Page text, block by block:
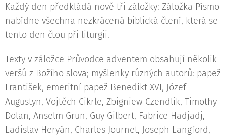
Každý den předkládá nově tři záložky: Záložka Písmo
nabídne všechna nezkrácená biblická čtení, která se
tento den čtou při liturgii.
Texty v záložce Průvodce adventem obsahují několik
veršů z Božího slova; myšlenky různých autorů: papež
František, emeritní papež Benedikt XVI, Józef
Augustyn, Vojtěch Cikrle, Zbigniew Czendlik, Timothy
Dolan, Anselm Grün, Guy Gilbert, Fabrice Hadjadj,
Ladislav Heryán, Charles Journet, Joseph Langford,